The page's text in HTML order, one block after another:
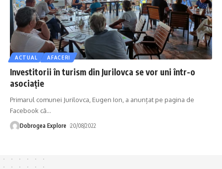
ACTUAL AFACERI
Investitorii în turism din Jurilovca se vor uni într-o
asociație
Primarul comunei Jurilovca, Eugen Ion, a anunțat pe pagina de
Facebook că…
Dobrogea Explore 20/08/2022